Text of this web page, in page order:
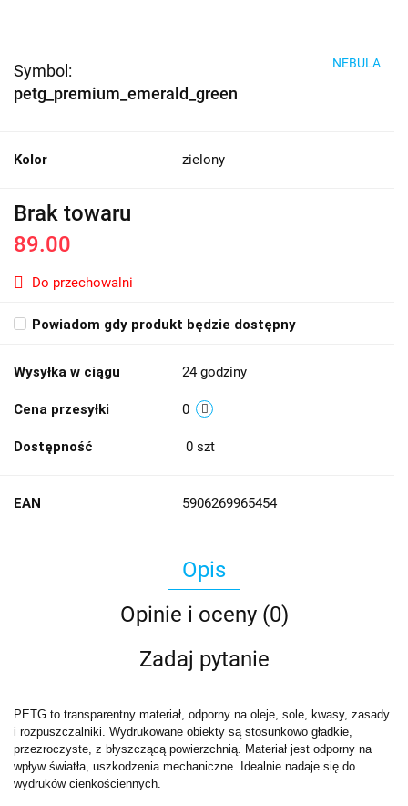
Symbol:
petg_premium_emerald_green
NEBULA
Kolor zielony
Brak towaru
89.00
Do przechowalni
Powiadom gdy produkt będzie dostępny
Wysyłka w ciągu 24 godziny
Cena przesyłki 0
Dostępność 0 szt
EAN 5906269965454
Opis
Opinie i oceny (0)
Zadaj pytanie
PETG to transparentny materiał, odporny na oleje, sole, kwasy, zasady
i rozpuszczalniki. Wydrukowane obiekty są stosunkowo gładkie,
przezroczyste, z błyszczącą powierzchnią. Materiał jest odporny na
wpływ światła, uszkodzenia mechaniczne. Idealnie nadaje się do
wydruków cienkościennych.